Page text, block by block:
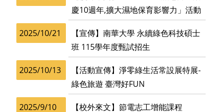
慶10週年,擴大濕地保育影響力」活動
2025/10/21
【宣傳】南華大學 永續綠色科技碩士
班 115學年度甄試招生
2025/10/13
【活動宣傳】淨零綠生活常設展特展-
綠色旅遊 臺灣好FUN
2025/9/10 【校外來文】節電志工增能課程